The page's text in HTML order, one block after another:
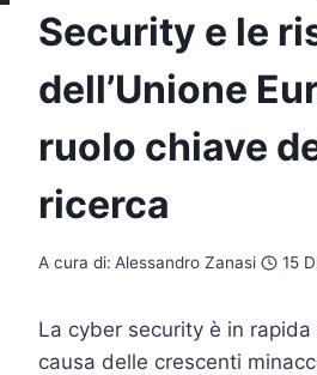
Security e le
dell’Unione
ruolo chiave
ricerca
A cura di: Alessandro Zanasi 15
La cyber security è in rapida
causa delle crescenti